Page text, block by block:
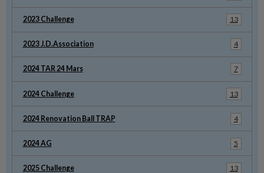
2023 Challenge 13
2023 J.D.Association 4
2024 TAR 24 Mars 7
2024 Challenge 13
2024 Renovation Ball TRAP 4
2024 AG 5
2025 Challenge 13